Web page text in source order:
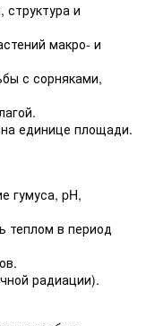
структура и
макро- и
с сорняками,
на единице площади.
гумуса, pH,
теплом в период
радиации).